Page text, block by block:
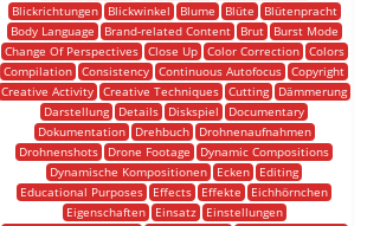
Blickrichtungen
Blickwinkel Blume Blüte
Blütenpracht
Body Language
Brand-related Content Brut
Burst Mode
Change Of Perspectives
Close Up Color Correction
Colors
Compilation Consistency Continuous Autofocus Copyright
Creative Activity Creative Techniques Cutting
Dämmerung
Darstellung
Details Diskspiel
Documentary
Dokumentation
Drehbuch
Drohnenaufnahmen
Drohnenshots
Drone Footage
Dynamic Compositions
Dynamische Kompositionen
Ecken
Editing
Educational Purposes
Effects Effekte
Eichhörnchen
Eigenschaften
Einsatz
Einstellungen